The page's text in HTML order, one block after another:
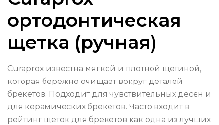
ортодонтическая
щетка (ручная)
Curaprox известна мягкой и плотной щетиной,
которая бережно очищает вокруг деталей
брекетов. Подходит для чувствительных дёсен и
для керамических брекетов. Часто входит в
рейтинг щеток для брекетов как одна из лучших